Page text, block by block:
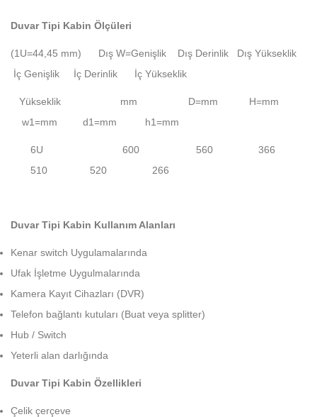
Duvar Tipi Kabin Ölçüleri
(1U=44,45 mm) Dış W=Genişlik Dış Derinlik Dış Yükseklik
İç Genişlik İç Derinlik İç Yükseklik
Yükseklik mm D=mm H=mm
w1=mm d1=mm h1=mm
6U 600 560 366
510 520 266
Duvar Tipi Kabin Kullanım Alanları
Kenar switch Uygulamalarında
Ufak İşletme Uygulmalarında
Kamera Kayıt Cihazları (DVR)
Telefon bağlantı kutuları (Buat veya splitter)
Hub / Switch
Yeterli alan darlığında
Duvar Tipi Kabin Özellikleri
Çelik çerçeve